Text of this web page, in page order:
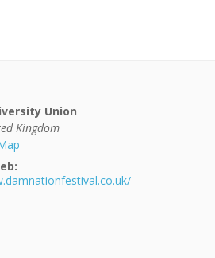
Union
Kingdom